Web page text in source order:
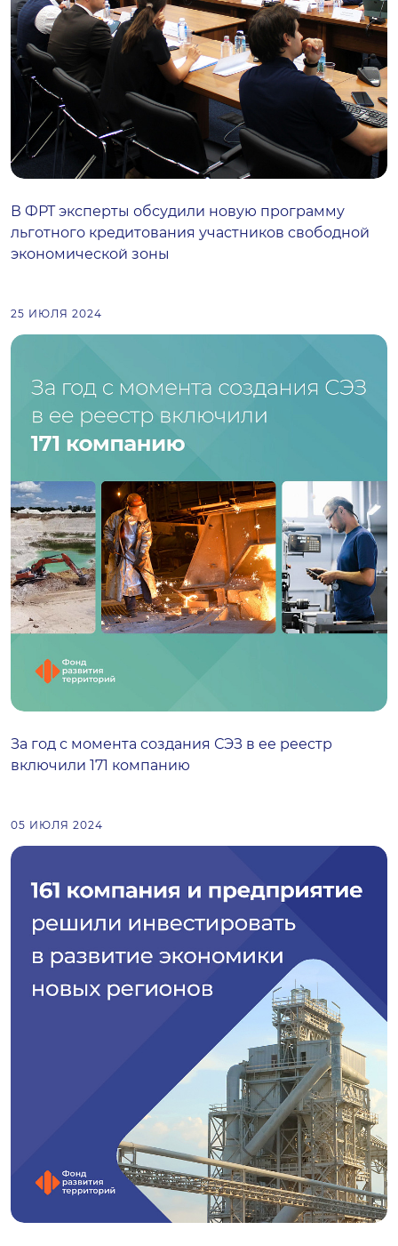
В ФРТ эксперты обсудили новую программу
льготного кредитования участников свободной
экономической зоны
25 ИЮЛЯ 2024
За год с момента создания СЭЗ в ее реестр
включили 171 компанию
05 ИЮЛЯ 2024